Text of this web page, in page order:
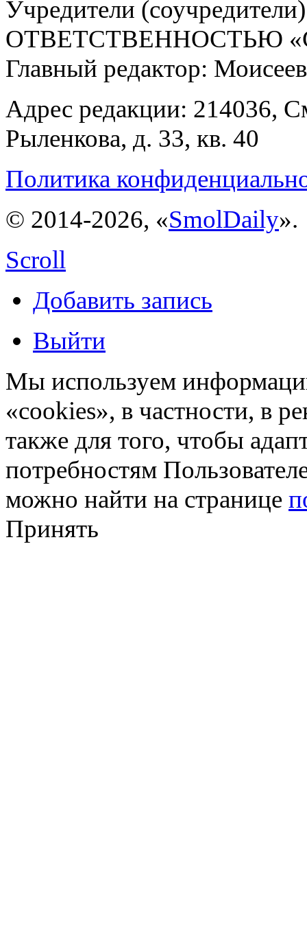
Учредители
ОТВЕТСТВЕННОСТЬЮ
Главный редактор:
Адрес редакции: 214036,
Рыленкова, д. 33, кв. 40
Политика
© 2014-2026, «SmolDaily».
Scroll
Добавить запись
Выйти
Мы используем
«cookies», в частности, в
также для того, чтобы
потребностям
можно найти на странице
Принять